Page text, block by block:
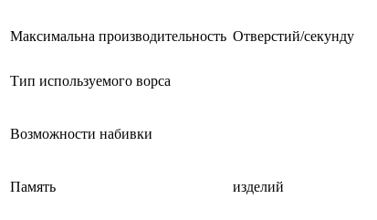
Максимальна производительность Отверстий/секунду
Тип используемого ворса
Возможности набивки
Память изделий